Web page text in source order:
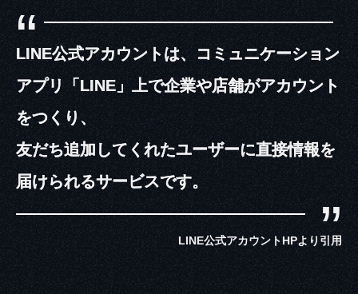
“
LINE公式アカウントは、コミュニケーション
アプリ「LINE」上で企業や店舗がアカウント
をつくり、
友だち追加してくれたユーザーに直接情報を
届けられるサービスです。
”
LINE公式アカウントHPより引用